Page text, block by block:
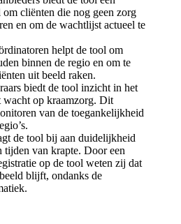
cliënten die nog geen zorg
en om de wachtlijst actueel te
helpt de tool om
binnen de regio en om te
uit beeld raken.
biedt de tool inzicht in het
wacht op kraamzorg. Dit
van de toegankelijkheid
de tool bij aan duidelijkheid
tijden van krapte. Door een
op de tool weten zij dat
blijft, ondanks de